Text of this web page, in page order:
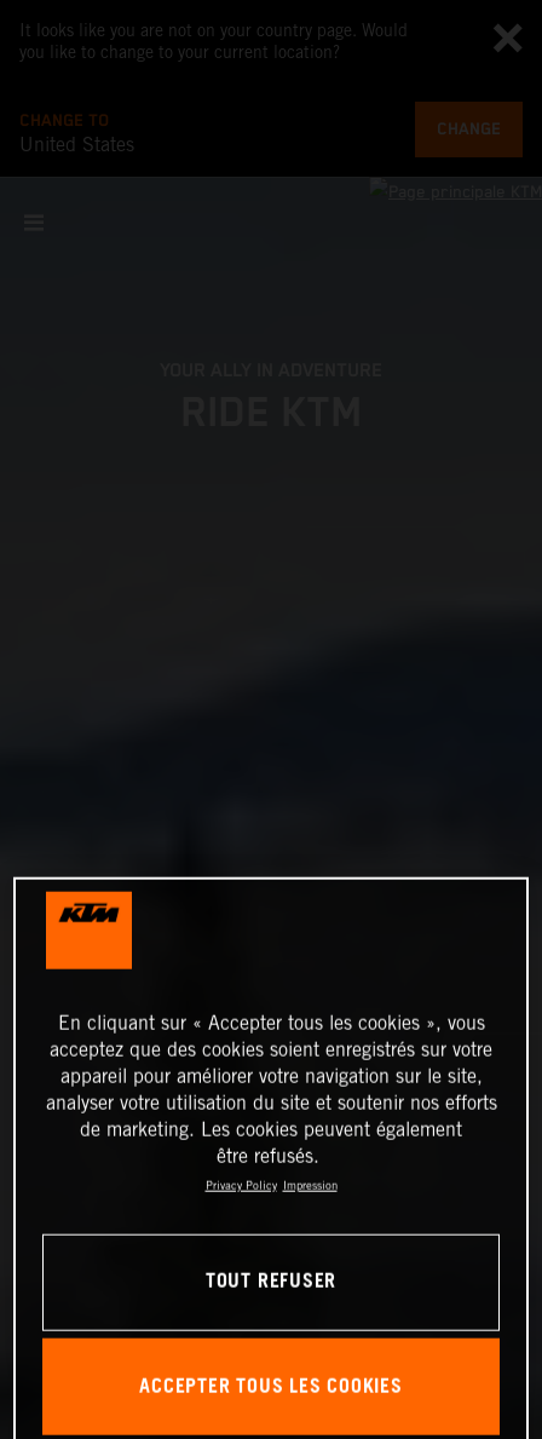
It looks like you are not on your country page. Would
you like to change to your current location?
CHANGE TO
United States
CHANGE
En cliquant sur « Accepter tous les cookies », vous
acceptez que des cookies soient enregistrés sur votre
appareil pour améliorer votre navigation sur le site,
analyser votre utilisation du site et soutenir nos efforts
de marketing. Les cookies peuvent également
être refusés.
Privacy Policy Impression
TOUT REFUSER
ACCEPTER TOUS LES COOKIES